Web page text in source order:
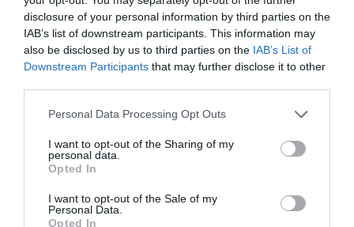
disclosure of your personal information by third parties on the
IAB’s list of downstream participants. This information may
also be disclosed by us to third parties on the IAB’s List of
Downstream Participants that may further disclose it to other
Please note that this website/app uses one or more Google
not limited to your visit or usage behaviour. You may click to
grant or deny consent to Google and its third-party tags to
use your data for below specified purposes in below Google
consent section.
Personal Data Processing Opt Outs
I want to opt-out of the Sharing of my
personal data.
Opted In
I want to opt-out of the Sale of my
Personal Data.
Opted In
Természetesen több Exatlonos is gratulált neki, köztük